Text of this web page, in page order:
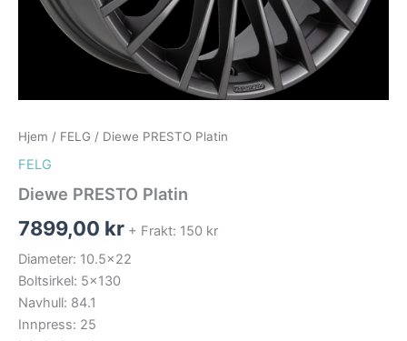
Hjem / FELG / Diewe PRESTO Platin
FELG
Diewe PRESTO Platin
7899,00 kr + Frakt: 150 kr
Diameter: 10.5×22
Boltsirkel: 5×130
Navhull: 84.1
Innpress: 25